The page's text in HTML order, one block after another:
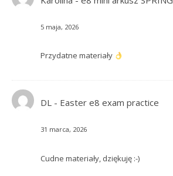
5 maja, 2026
Przydatne materiały
DL - Easter e8 exam practice
31 marca, 2026
Cudne materiały, dziękuję :-)